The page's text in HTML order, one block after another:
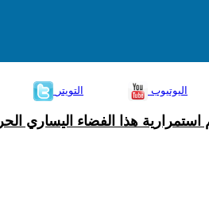
التويتر اليوتيوب
هذا الفضاء اليساري الحر